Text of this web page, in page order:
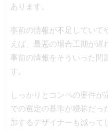
あります。
事前の情報が不足していて
えば、最悪の場合工期が遅
事前の情報をそういった問
す。
しっかりとコンペの要件が
での選定の基準が曖昧だっ
加するデザイナーも減って